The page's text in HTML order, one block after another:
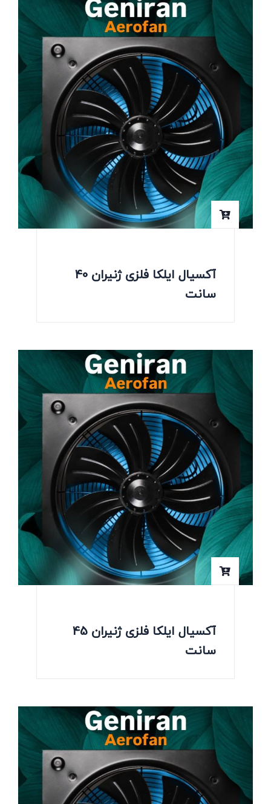
آکسیال ایلکا فلزی ژنیران 40
سانت
آکسیال ایلکا فلزی ژنیران 45
سانت